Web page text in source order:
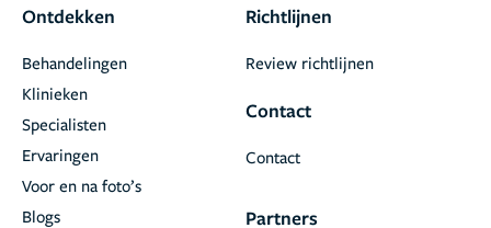
Ontdekken
Behandelingen
Klinieken
Specialisten
Ervaringen
Voor en na foto’s
Blogs
Richtlijnen
Review richtlijnen
Contact
Contact
Partners